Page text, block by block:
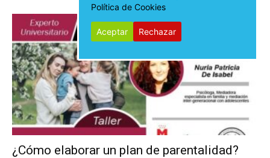
¿Cómo elaborar un plan de parentalidad?
Política de Cookies
Aceptar Rechazar